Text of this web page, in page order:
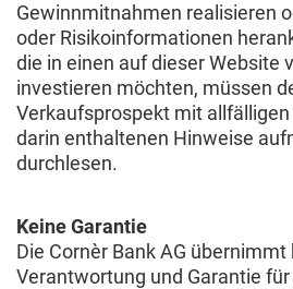
Gewinnmitnahmen realisieren
oder Risikoinformationen
die in einen auf dieser Website
investieren möchten, müssen
Verkaufsprospekt mit
darin enthaltenen Hinweise
durchlesen.
Keine Garantie
Die Cornèr Bank AG übernimmt
Verantwortung und Garantie